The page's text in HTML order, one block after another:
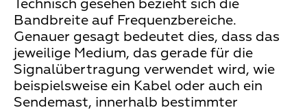
Technisch gesehen bezieht sich die
Bandbreite auf Frequenzbereiche.
Genauer gesagt bedeutet dies, dass das
jeweilige Medium, das gerade für die
Signalübertragung verwendet wird, wie
beispielsweise ein Kabel oder auch ein
Sendemast, innerhalb bestimmter